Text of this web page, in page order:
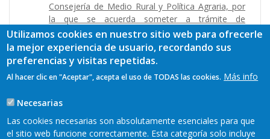
Consejería de Medio Rural y Política Agraria, por
la que se acuerda someter a trámite de
información pública la propuesta de resolución
por la que se aprueban las bases reguladoras
para la concesión de ayudas en el marco de las
Estrategias de Desarrollo Local Participativo LE
ADER en el Principado de Asturias, para
entidades locales
en el marco del Plan Estratégico de la PAC 2023-
2027 (intervención 7119).
Utilizamos cookies en nuestro sitio web para ofrecerle
la mejor experiencia de usuario, recordando sus
preferencias y visitas repetidas.
Al hacer clic en "Aceptar", acepta el uso de TODAS las cookies. Más info
Necesarias
Las cookies necesarias son absolutamente esenciales para que
el sitio web funcione correctamente. Esta categoría solo incluye